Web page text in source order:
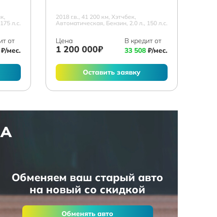
л.с.
от
мес.
2018 г.в., 41 200 км, Хэтчбек,
Автоматическая, Бензин, 2.0 л., 150 л.с.
Цена
1 200 000₽
В кредит от
33 508 ₽/мес.
Оставить заявку
Обменяем ваш старый авто
на новый со скидкой
Обменять авто